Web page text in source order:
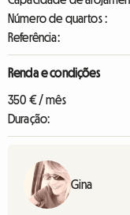
Número de quartos :
Referência:
Renda e condições
350 € / mês
Duração:
Gina